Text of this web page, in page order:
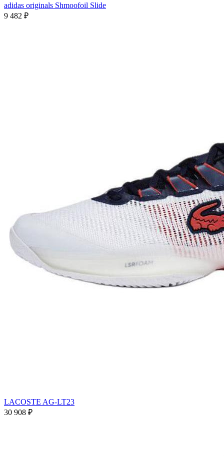
adidas originals Shmoofoil Slide
9 482 ₽
LACOSTE AG-LT23
30 908 ₽